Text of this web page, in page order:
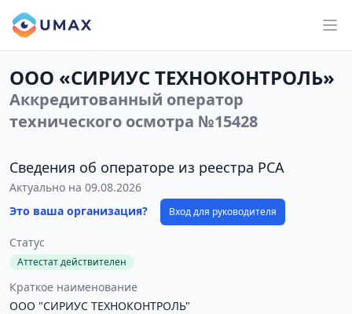
ООО «СИРИУС ТЕХНОКОНТРОЛЬ»
Аккредитованный оператор
технического осмотра №15428
Сведения об операторе из реестра РСА
Актуально на 09.08.2026
Это ваша организация?
Вход для руководителя
Статус
Аттестат действителен
Краткое наименование
ООО "СИРИУС ТЕХНОКОНТРОЛЬ"